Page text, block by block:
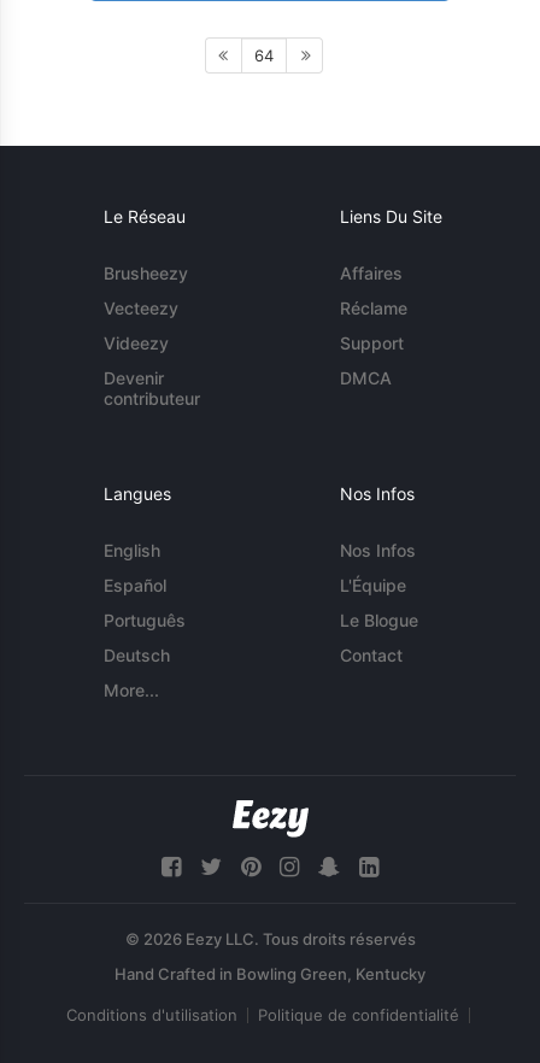
64
Le Réseau
Brusheezy
Vecteezy
Videezy
Devenir
contributeur
Liens Du Site
Affaires
Réclame
Support
DMCA
Langues
English
Español
Português
Deutsch
More...
Nos Infos
Nos Infos
L'Équipe
Le Blogue
Contact
© 2026 Eezy LLC. Tous droits réservés
Conditions d'utilisation Politique de confidentialité